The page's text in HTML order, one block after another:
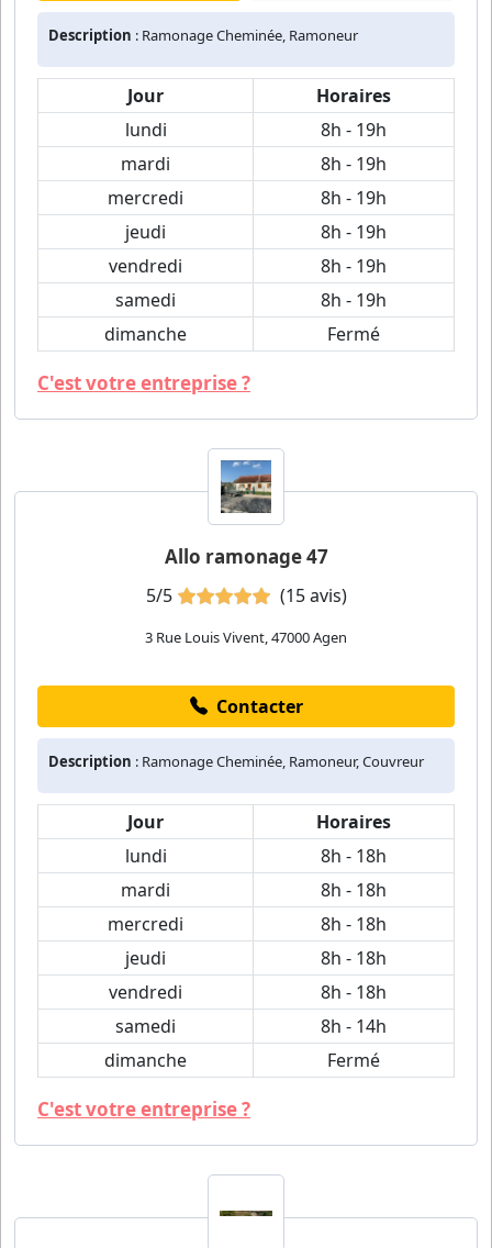
Description : Ramonage Cheminée, Ramoneur
Jour
Horaires
lundi
8h - 19h
mardi
8h - 19h
mercredi
8h - 19h
jeudi
8h - 19h
vendredi
8h - 19h
samedi
8h - 19h
dimanche
Fermé
C'est votre entreprise ?
Allo ramonage 47
5/5 (15 avis)
3 Rue Louis Vivent, 47000 Agen
Contacter
Description : Ramonage Cheminée, Ramoneur, Couvreur
Jour
Horaires
lundi
8h - 18h
mardi
8h - 18h
mercredi
8h - 18h
jeudi
8h - 18h
vendredi
8h - 18h
samedi
8h - 14h
dimanche
Fermé
C'est votre entreprise ?